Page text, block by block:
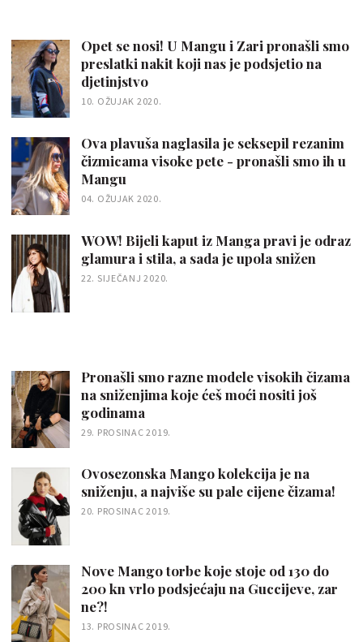
Opet se nosi! U Mangu i Zari pronašli smo
preslatki nakit koji nas je podsjetio na
djetinjstvo
10. OŽUJAK 2020.
Ova plavuša naglasila je seksepil rezanim
čizmicama visoke pete - pronašli smo ih u
Mangu
04. OŽUJAK 2020.
WOW! Bijeli kaput iz Manga pravi je odraz
glamura i stila, a sada je upola snižen
22. SIJEČANJ 2020.
Pronašli smo razne modele visokih čizama
na sniženjima koje ćeš moći nositi još
godinama
29. PROSINAC 2019.
Ovosezonska Mango kolekcija je na
sniženju, a najviše su pale cijene čizama!
20. PROSINAC 2019.
Nove Mango torbe koje stoje od 130 do
200 kn vrlo podsjećaju na Guccijeve, zar
ne?!
13. PROSINAC 2019.